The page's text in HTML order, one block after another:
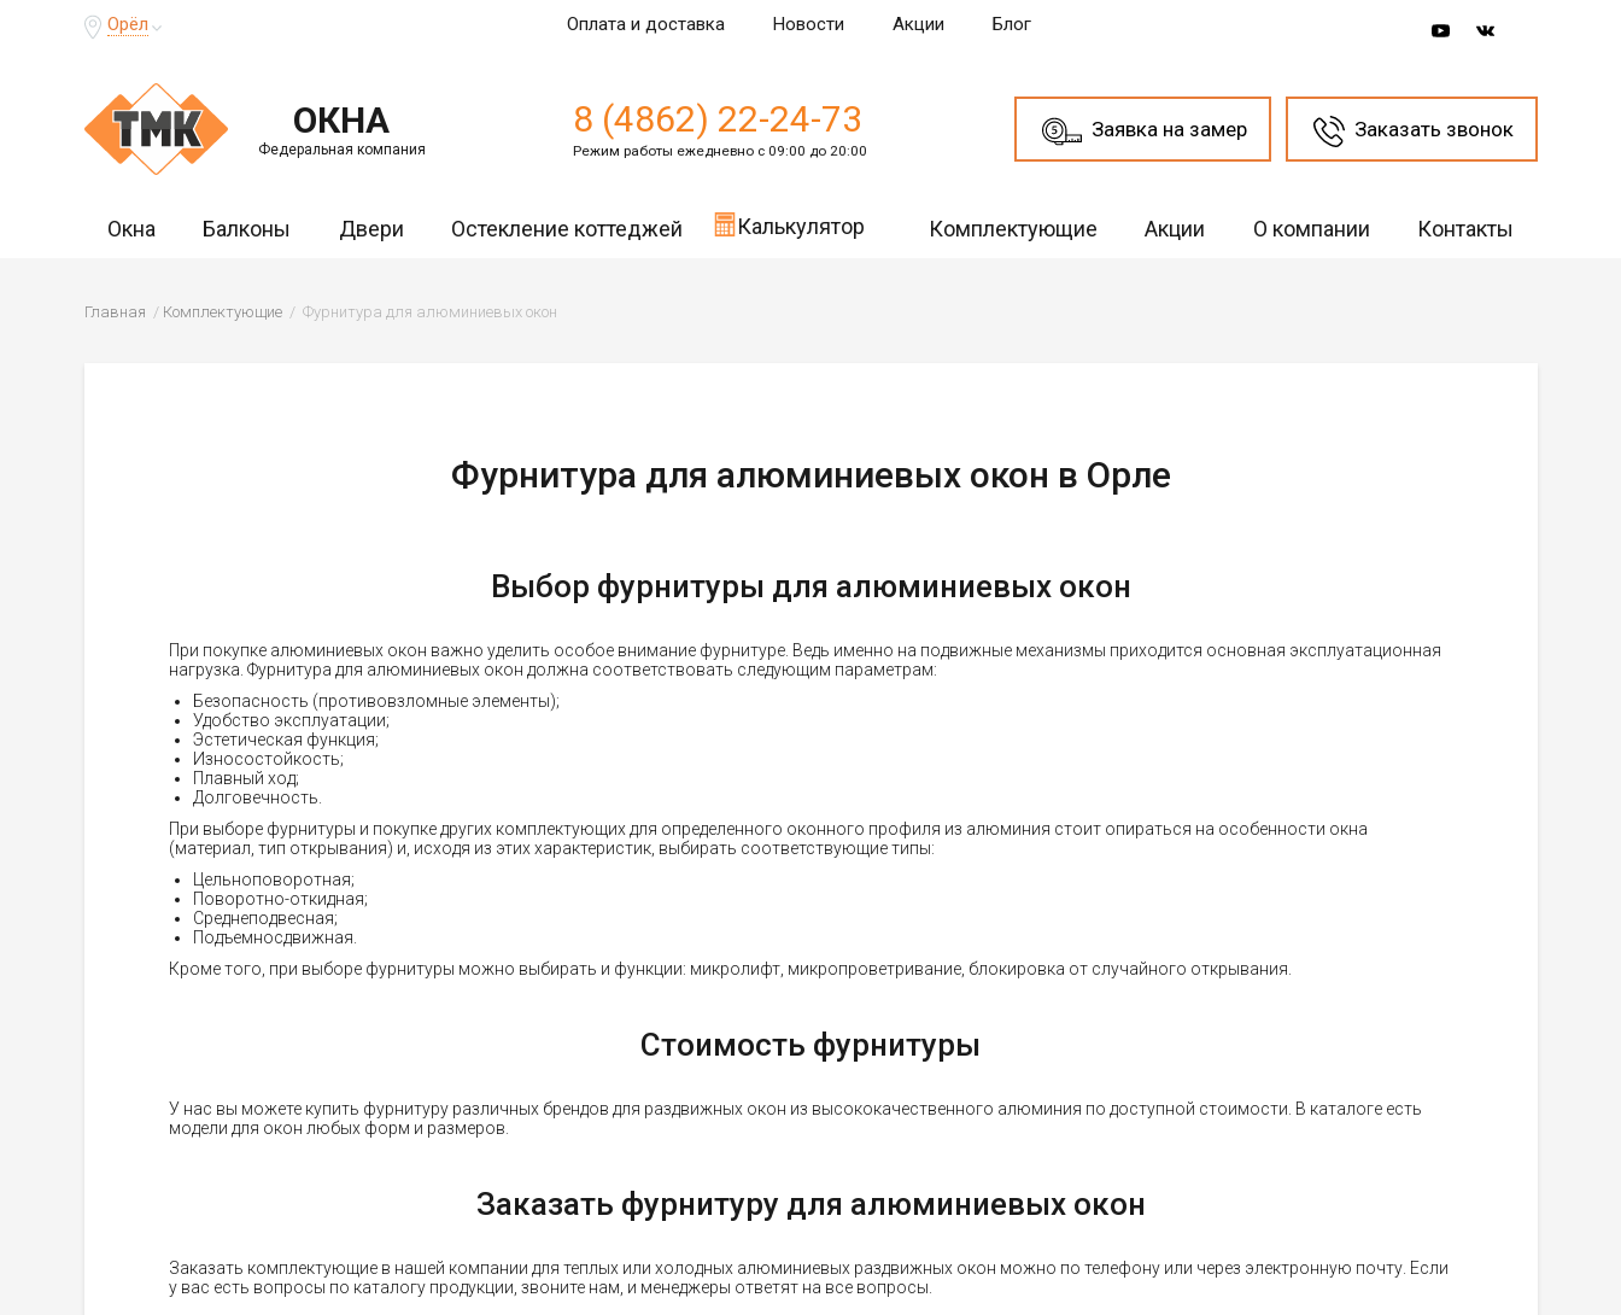
Орёл Оплата и доставка Новости Акции Блог
ОКНА
Федеральная компания
8 (4862) 22-24-73
Режим работы ежедневно с 09:00 до 20:00
Заявка на замер Заказать звонок
Окна Балконы Двери Остекление коттеджей Калькулятор Комплектующие Акции О компании Контакты
Главная Комплектующие Фурнитура для алюминиевых окон
Фурнитура для алюминиевых окон в Орле
Выбор фурнитуры для алюминиевых окон
При покупке алюминиевых окон важно уделить особое внимание фурнитуре. Ведь именно на подвижные механизмы приходится основная эксплуатационная
нагрузка. Фурнитура для алюминиевых окон должна соответствовать следующим параметрам:
Безопасность (противовзломные элементы);
Удобство эксплуатации;
Эстетическая функция;
Износостойкость;
Плавный ход;
Долговечность.
При выборе фурнитуры и покупке других комплектующих для определенного оконного профиля из алюминия стоит опираться на особенности окна
(материал, тип открывания) и, исходя из этих характеристик, выбирать соответствующие типы:
Цельноповоротная;
Поворотно-откидная;
Среднеподвесная;
Подъемносдвижная.
Кроме того, при выборе фурнитуры можно выбирать и функции: микролифт, микропроветривание, блокировка от случайного открывания.
Стоимость фурнитуры
У нас вы можете купить фурнитуру различных брендов для раздвижных окон из высококачественного алюминия по доступной стоимости. В каталоге есть
модели для окон любых форм и размеров.
Заказать фурнитуру для алюминиевых окон
Заказать комплектующие в нашей компании для теплых или холодных алюминиевых раздвижных окон можно по телефону или через электронную почту. Если
у вас есть вопросы по каталогу продукции, звоните нам, и менеджеры ответят на все вопросы.